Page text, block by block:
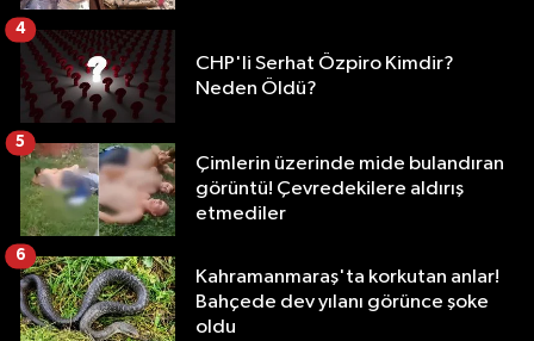
CHP'li Serhat Özpiro Kimdir?
Neden Öldü?
4
Çimlerin üzerinde mide bulandıran
görüntü! Çevredekilere aldırış
etmediler
5
Kahramanmaraş'ta korkutan anlar!
Bahçede dev yılanı görünce şoke
oldu
6